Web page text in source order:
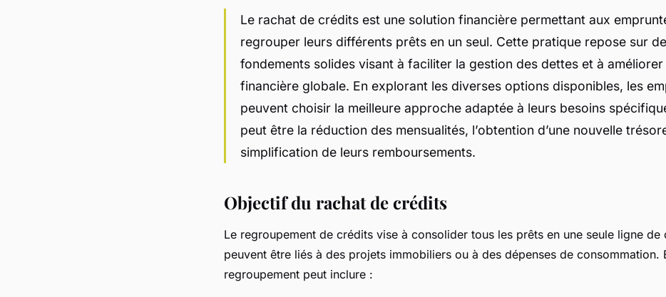
Le rachat de crédits est une solution financière permettant aux
regrouper leurs différents prêts en un seul. Cette pratique repose sur
fondements solides visant à faciliter la gestion des dettes et à améliorer
financière globale. En explorant les diverses options disponibles, les
peuvent choisir la meilleure approche adaptée à leurs besoins
peut être la réduction des mensualités, l’obtention d’une nouvelle
simplification de leurs remboursements.
Objectif du rachat de crédits
Le regroupement de crédits vise à consolider tous les prêts en une seule ligne de
peuvent être liés à des projets immobiliers ou à des dépenses de consommation.
regroupement peut inclure :